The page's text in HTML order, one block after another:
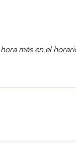
más en el